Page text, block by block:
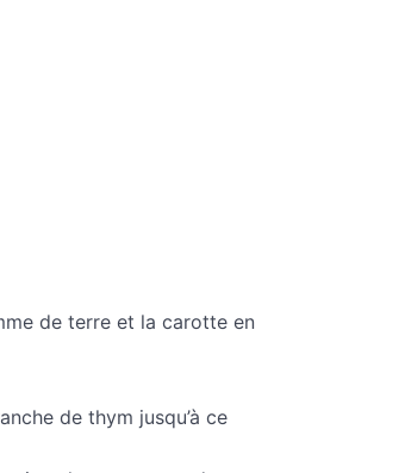
de terre et la carotte en
de thym jusqu’à ce